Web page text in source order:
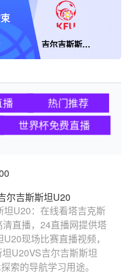
吉尔吉斯斯坦U20
播
热门推荐
世界杯免费直播
尔吉斯斯坦U20
U20：在线看塔吉克斯
直播，24直播网提供塔
现场比赛直播视频，
U20VS吉尔吉斯斯坦
索的导航学习用途。